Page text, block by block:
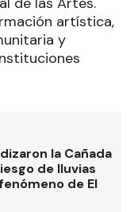
artística,
y
la Cañada
de lluvias
de El